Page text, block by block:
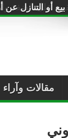
أو التنازل عن
مقالات وآراء